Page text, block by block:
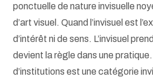
ponctuelle de nature invisuelle
d’art visuel. Quand l’invisuel est
d’intérêt ni de sens. L’invisuel
devient la règle dans une
d’institutions est une catégorie